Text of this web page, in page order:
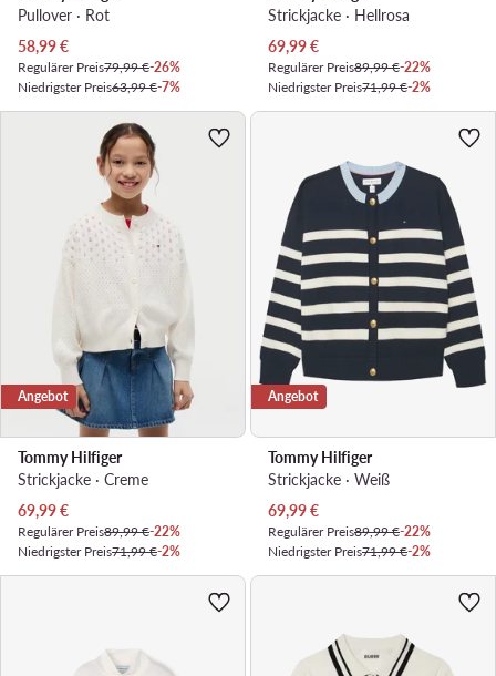
Pullover · Rot
Aktueller Preis
58,99€
Regulärer Preis79,99 €-26%
Niedrigster Preis63,99 €-7%
Strickjacke · Hellrosa
Aktueller Preis
69,99€
Regulärer Preis89,99 €-22%
Niedrigster Preis71,99 €-2%
Angebot
Tommy Hilfiger
Strickjacke · Creme
Aktueller Preis
69,99€
Regulärer Preis89,99 €-22%
Niedrigster Preis71,99 €-2%
Angebot
Tommy Hilfiger
Strickjacke · Weiß
Aktueller Preis
69,99€
Regulärer Preis89,99 €-22%
Niedrigster Preis71,99 €-2%